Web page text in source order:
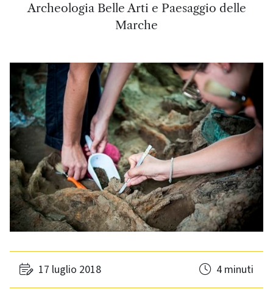
Archeologia Belle Arti e Paesaggio delle
Marche
17 luglio 2018 4 minuti